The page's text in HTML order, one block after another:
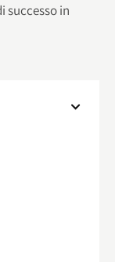
successo in